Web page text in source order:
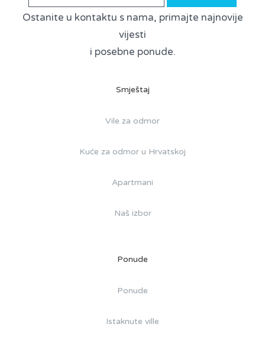
Ostanite u kontaktu s nama, primajte najnovije
vijesti
i posebne ponude.
Smještaj
Vile za odmor
Kuće za odmor u Hrvatskoj
Apartmani
Naš izbor
Ponude
Ponude
Istaknute ville